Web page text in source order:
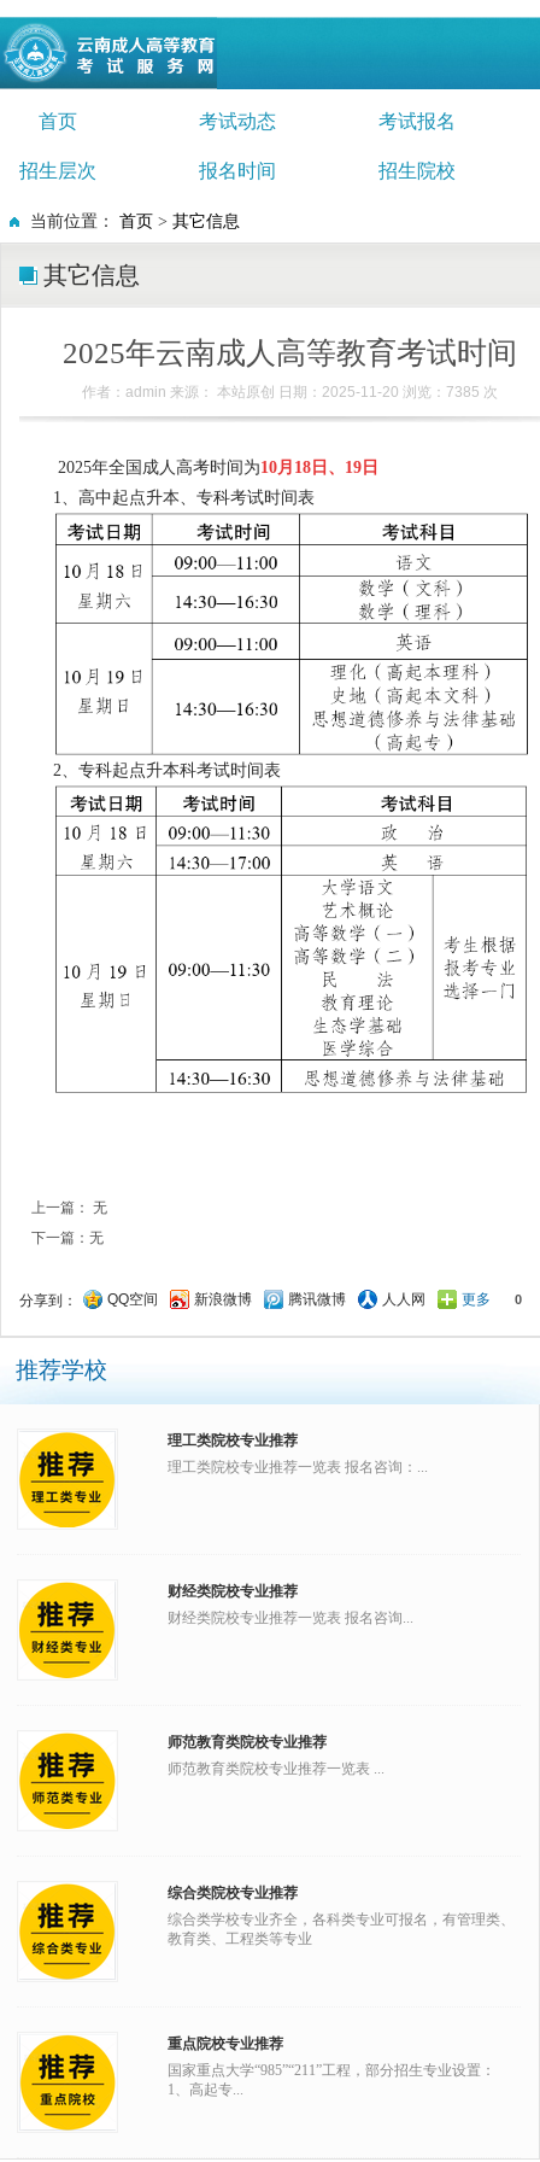
首页 考试动态 考试报名
招生层次 报名时间 招生院校
当前位置： 首页 > 其它信息
其它信息
2025年云南成人高等教育考试时间
作者：admin 来源： 本站原创 日期：2025-11-20 浏览： 7385 次
2025年全国成人高考时间为10月18日、19日
1、高中起点升本、专科考试时间表
2、 专科起点升本科考试时间表
上一篇： 无
下一篇：无
分享到： QQ空间 新浪微博 腾讯微博 人人网 更多 0
推荐学校
理工类院校专业推荐
理工类院校专业推荐一览表 报名咨询：...
财经类院校专业推荐
财经类院校专业推荐一览表 报名咨询...
师范教育类院校专业推荐
师范教育类院校专业推荐一览表 ...
综合类院校专业推荐
综合类学校专业齐全，各科类专业可报名，有管理类、
教育类、工程类等专业
重点院校专业推荐
国家重点大学“985”“211”工程，部分招生专业设置：
1、高起专...